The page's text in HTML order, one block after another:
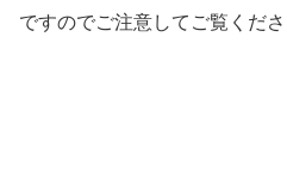
ですのでご注意してご覧くださ